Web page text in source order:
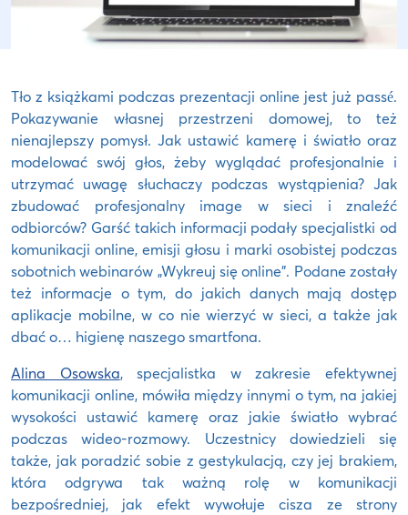
Tło z książkami podczas prezentacji online jest już passé.
Pokazywanie własnej przestrzeni domowej, to też
nienajlepszy pomysł. Jak ustawić kamerę i światło oraz
modelować swój głos, żeby wyglądać profesjonalnie i
utrzymać uwagę słuchaczy podczas wystąpienia? Jak
zbudować profesjonalny image w sieci i znaleźć
odbiorców? Garść takich informacji podały specjalistki od
komunikacji online, emisji głosu i marki osobistej podczas
sobotnich webinarów „Wykreuj się online”. Podane zostały
też informacje o tym, do jakich danych mają dostęp
aplikacje mobilne, w co nie wierzyć w sieci, a także jak
dbać o… higienę naszego smartfona.
Alina Osowska, specjalistka w zakresie efektywnej
komunikacji online, mówiła między innymi o tym, na jakiej
wysokości ustawić kamerę oraz jakie światło wybrać
podczas wideo-rozmowy. Uczestnicy dowiedzieli się
także, jak poradzić sobie z gestykulacją, czy jej brakiem,
która odgrywa tak ważną rolę w komunikacji
bezpośredniej, jak efekt wywołuje cisza ze strony